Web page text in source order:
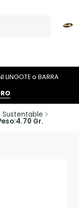
o BARRA
Sustentable
Gr.